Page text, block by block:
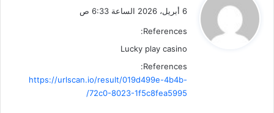
ل
6 أبريل، 2026 الساعة 6:33 ص
References:
Lucky play casino
References:
https://urlscan.io/result/019d499e-4b4b-
72c0-8023-1f5c8fea5995/